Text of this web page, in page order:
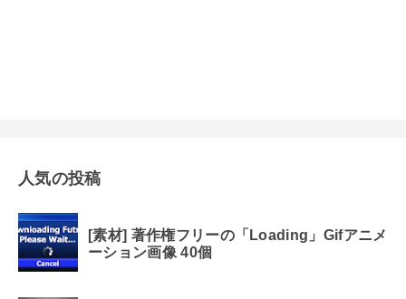
人気の投稿
[素材] 著作権フリーの「Loading」Gifアニメ
ーション画像 40個